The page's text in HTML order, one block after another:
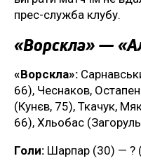
прес-служба клубу.
«Ворскла» —
«Ворскла»:
66), Чеснаков,
(Кунєв, 75), Ткачук,
66), Хльобас
Голи: Шарпар (30) — ?